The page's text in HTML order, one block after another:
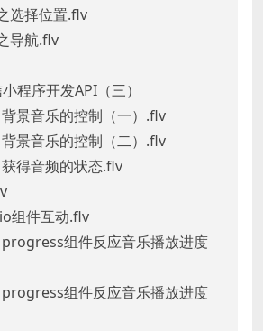
选择位置.flv
导航.flv
程序开发API（三）
背景音乐的控制（一）.flv
背景音乐的控制（二）.flv
获得音频的状态.flv
组件互动.flv
progress组件反应音乐播放进度
progress组件反应音乐播放进度